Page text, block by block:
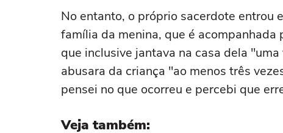
No entanto, o próprio sacerdote entrou
família da menina, que é
que inclusive jantava na casa dela
abusara da criança "ao menos três
pensei no que ocorreu e percebi que
Veja também: